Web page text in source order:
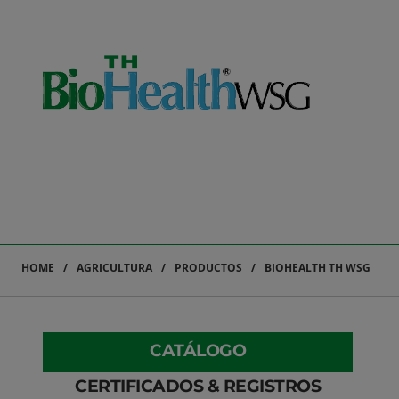
HOME AGRICULTURA PRODUCTOS BIOHEALTH TH WSG
CATÁLOGO
CERTIFICADOS & REGISTROS